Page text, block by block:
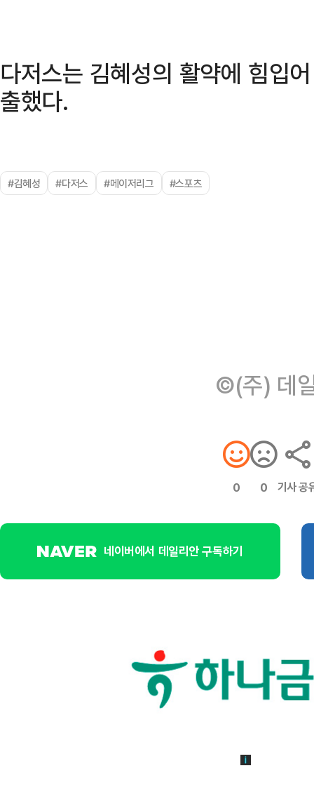
다저스는 김혜성의 활약에 힘입
출했다.
#김혜성 #다저스 #메이저리그 #스포츠
©(주) 데
0 0 기사 공
네이버에서 데일리안 구독하기